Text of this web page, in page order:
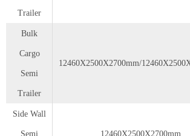
Trailer
Bulk
Cargo
Semi
Trailer
12460X2500X2700mm/
Side Wall
Semi 12460X2500X2700mm